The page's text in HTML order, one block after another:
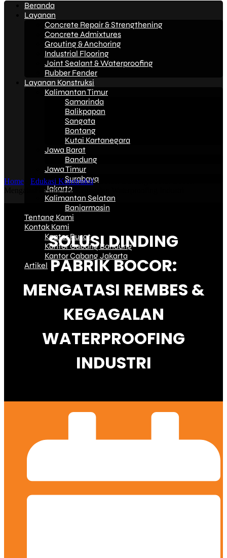
Beranda
Layanan
Concrete Repair & Strengthening
Concrete Admixtures
Grouting & Anchoring
Industrial Flooring
Joint Sealant & Waterproofing
Rubber Fender
Layanan Konstruksi
Kalimantan Timur
Samarinda
Balikpapan
Sangata
Bontang
Kutai Kartanegara
Jawa Barat
Bandung
Jawa Timur
Surabaya
Jakarta
Kalimantan Selatan
Banjarmasin
Tentang Kami
Kontak Kami
Kantor Pusat
Kantor Cabang Bandung
Kantor Cabang Jakarta
Artikel
Home Edukasi Konstruksi-
Mengatasi Rembes & Kegagalan Waterproofing Industri
SOLUSI DINDING
PABRIK BOCOR:
MENGATASI REMBES &
KEGAGALAN
WATERPROOFING
INDUSTRI